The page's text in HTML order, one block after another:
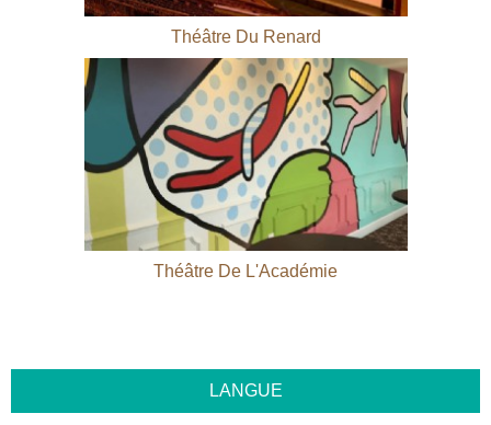
Théâtre Du Renard
Théâtre De L'Académie